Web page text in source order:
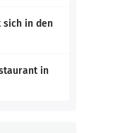
in den
in